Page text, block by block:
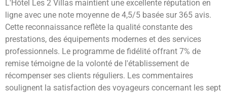
L'Hôtel Les 2 Villas maintient une excellente réputation en
ligne avec une note moyenne de 4,5/5 basée sur 365 avis.
Cette reconnaissance reflète la qualité constante des
prestations, des équipements modernes et des services
professionnels. Le programme de fidélité offrant 7% de
remise témoigne de la volonté de l'établissement de
récompenser ses clients réguliers. Les commentaires
soulignent la satisfaction des voyageurs concernant les sept